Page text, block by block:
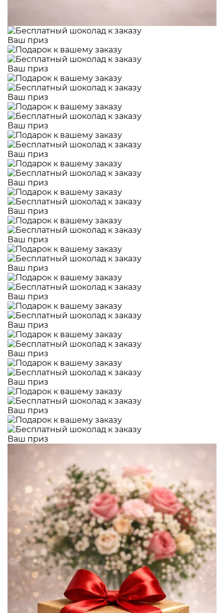
Ваш приз
Ваш приз
Ваш приз
Ваш приз
Ваш приз
Ваш приз
Ваш приз
Ваш приз
Ваш приз
Ваш приз
Ваш приз
Ваш приз
Ваш приз
Ваш приз
Ваш приз